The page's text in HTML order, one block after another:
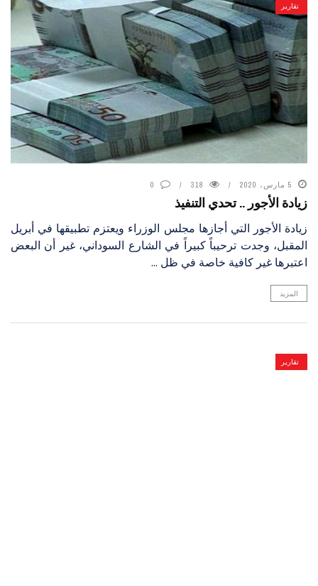
تقارير
5 مارس، 2020 318
0
زيادة الأجور .. تحدي التنفيذ
زيادة الأجور التي أجازها مجلس الوزراء ويعتزم تطبيقها في أبريل
المقبل، وجدت ترحيباً كبيراً في الشارع السوداني، غير أن البعض
اعتبرها غير كافية خاصة في ظل ...
المزيد
تقارير